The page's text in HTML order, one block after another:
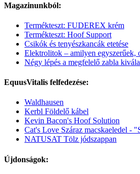
Magazinunkból:
Termékteszt: FUDEREX krém
Termékteszt: Hoof Support
Csikók és tenyészkancák etetése
Elektrolitok – amilyen egyszerűek,
Négy lépés a megfelelő zabla
EquusVitalis felfedezése:
Waldhausen
Kerbl Földelő kábel
Kevin Bacon's Hoof Solution
Cat's Love Száraz macskaeledel -
NATUSAT Tölz jódszappan
Újdonságok: